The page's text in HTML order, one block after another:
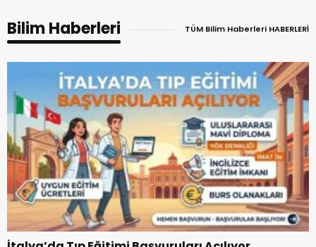
Bilim Haberleri TÜM Bilim Haberleri HABERLERİ